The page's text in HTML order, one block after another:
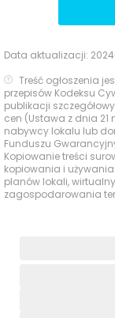
Data aktualizacji:
Treść ogłoszenia
przepisów Kodeksu
publikacji
cen (Ustawa z dnia
nabywcy lokalu lub
Funduszu
Kopiowanie treści
kopiowania i
planów lokali,
zagospodarowania